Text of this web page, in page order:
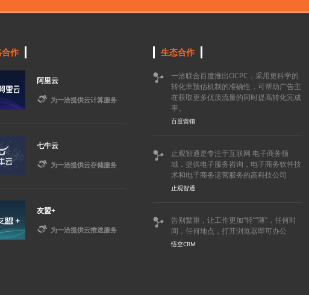
作
阿里云
 为一洽提供云计算服务
七牛云
 为一洽提供云存储服务
友盟+
 为一洽提供云推送服务
生态合作

一洽联合百度推出OCPC，采用更科学的
转化率预估机制的准确性，可帮助广告主
在获取更多优质流量的同时提高转化完成
率。
百度营销

止观智通是专注于互联网 电子商务领
域，提供电子服务咨询，电子商务软件技
术和电子商务运营服务的高科技公司
止观智通

告别繁重，让工作更加“轻”“薄”，任何时
间，任何地点，打开浏览器即可办公
悟空CRM